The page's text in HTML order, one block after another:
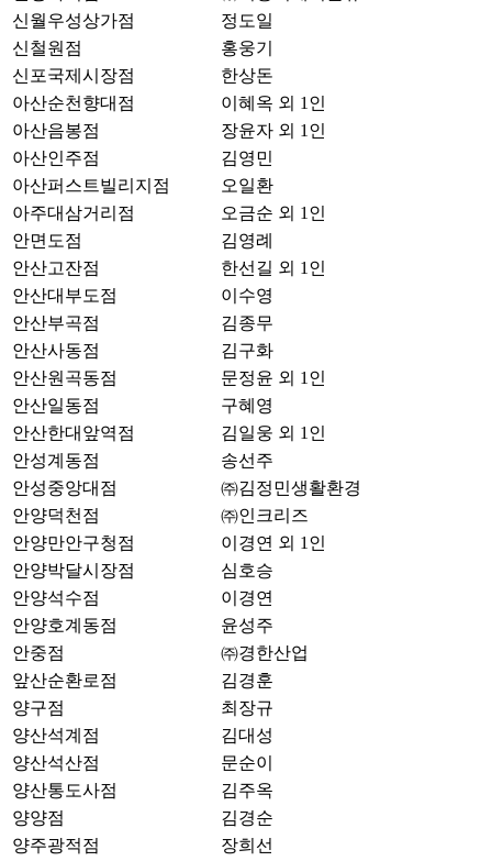
신월우성상가점
정도일
신철원점
홍웅기
신포국제시장점
한상돈
아산순천향대점
이혜옥 외 1인
아산음봉점
장윤자 외 1인
아산인주점
김영민
아산퍼스트빌리지점
오일환
아주대삼거리점
오금순 외 1인
안면도점
김영례
안산고잔점
한선길 외 1인
안산대부도점
이수영
안산부곡점
김종무
안산사동점
김구화
안산원곡동점
문정윤 외 1인
안산일동점
구혜영
안산한대앞역점
김일웅 외 1인
안성계동점
송선주
안성중앙대점
㈜김정민생활환경
안양덕천점
㈜인크리즈
안양만안구청점
이경연 외 1인
안양박달시장점
심호승
안양석수점
이경연
안양호계동점
윤성주
안중점
㈜경한산업
앞산순환로점
김경훈
양구점
최장규
양산석계점
김대성
양산석산점
문순이
양산통도사점
김주옥
양양점
김경순
양주광적점
장희선